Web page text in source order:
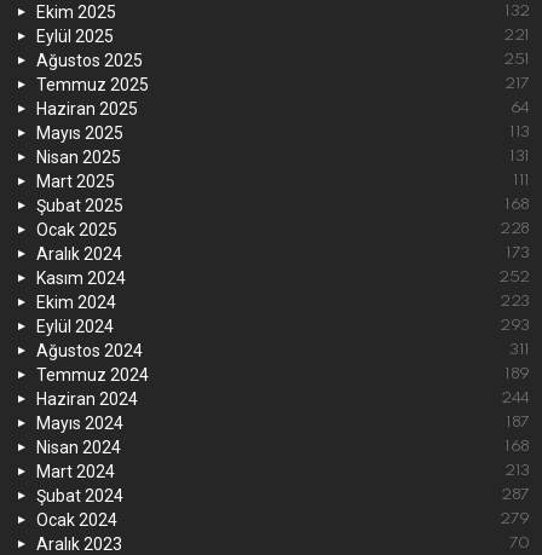
Ekim 2025 132
Eylül 2025 221
Ağustos 2025 251
Temmuz 2025 217
Haziran 2025 64
Mayıs 2025 113
Nisan 2025 131
Mart 2025 111
Şubat 2025 168
Ocak 2025 228
Aralık 2024 173
Kasım 2024 252
Ekim 2024 223
Eylül 2024 293
Ağustos 2024 311
Temmuz 2024 189
Haziran 2024 244
Mayıs 2024 187
Nisan 2024 168
Mart 2024 213
Şubat 2024 287
Ocak 2024 279
Aralık 2023 70